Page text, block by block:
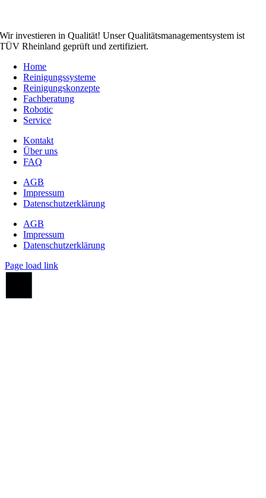
Wir investieren in Qualität! Unser Qualitätsmanagementsystem ist
TÜV Rheinland geprüft und zertifiziert.
Home
Reinigungssysteme
Reinigungskonzepte
Fachberatung
Robotic
Service
Kontakt
Über uns
FAQ
AGB
Impressum
Datenschutzerklärung
AGB
Impressum
Datenschutzerklärung
Page load link
Go
Top